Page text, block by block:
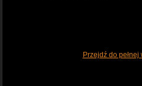
Przejdź do pełnej